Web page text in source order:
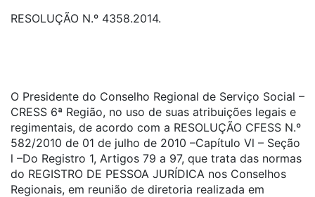
RESOLUÇÃO N.º 4358.2014.
O Presidente do Conselho Regional de Serviço Social –
CRESS 6ª Região, no uso de suas atribuições legais e
regimentais, de acordo com a RESOLUÇÃO CFESS N.º
582/2010 de 01 de julho de 2010 –Capítulo Vl – Seção
l –Do Registro 1, Artigos 79 a 97, que trata das normas
do REGISTRO DE PESSOA JURÍDICA nos Conselhos
Regionais, em reunião de diretoria realizada em